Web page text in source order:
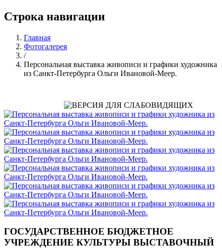
Строка навигации
Главная
Фотогалерея
/
Персональная выставка живописи и графики художника
из Санкт-Петербурга Ольги Ивановой-Меер.
ГОСУДАРСТВЕННОЕ БЮДЖЕТНОЕ
УЧРЕЖДЕНИЕ КУЛЬТУРЫ ВЫСТАВОЧНЫЙ